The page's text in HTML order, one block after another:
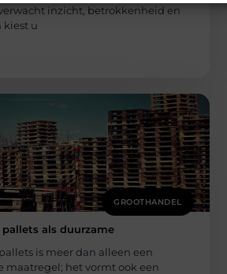
inzicht, betrokkenheid en
kiest u
GROOTHANDEL
als duurzame
is meer dan alleen een
maatregel; het vormt ook een